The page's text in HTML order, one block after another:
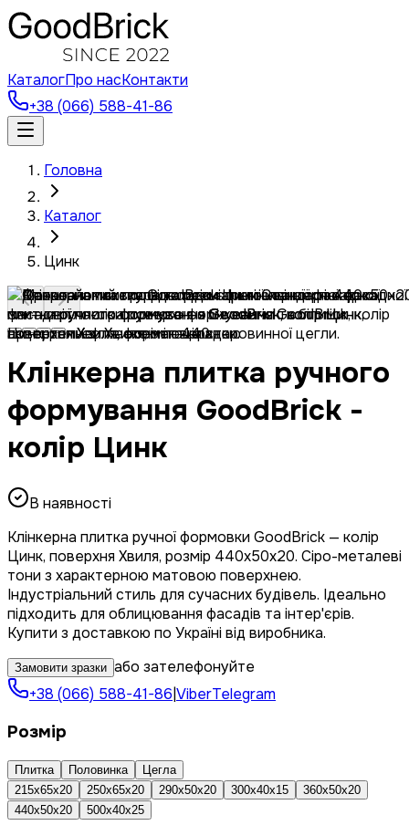
КаталогПро насКонтакти
+38 (066) 588-41-86
Головна
Каталог
Цинк
Клінкерна плитка ручного
формування GoodBrick -
колір Цинк
В наявності
Клінкерна плитка ручної формовки GoodBrick — колір
Цинк, поверхня Хвиля, розмір 440x50x20. Сіро-металеві
тони з характерною матовою поверхнею.
Індустріальний стиль для сучасних будівель. Ідеально
підходить для облицювання фасадів та інтер'єрів.
Купити з доставкою по Україні від виробника.
Замовити зразки або зателефонуйте
+38 (066) 588-41-86 ViberTelegram
Розмір
Плитка Половинка
Цегла
215x65x20
250x65x20 290x50x20 300x40x15
360x50x20
440x50x20
500x40x25